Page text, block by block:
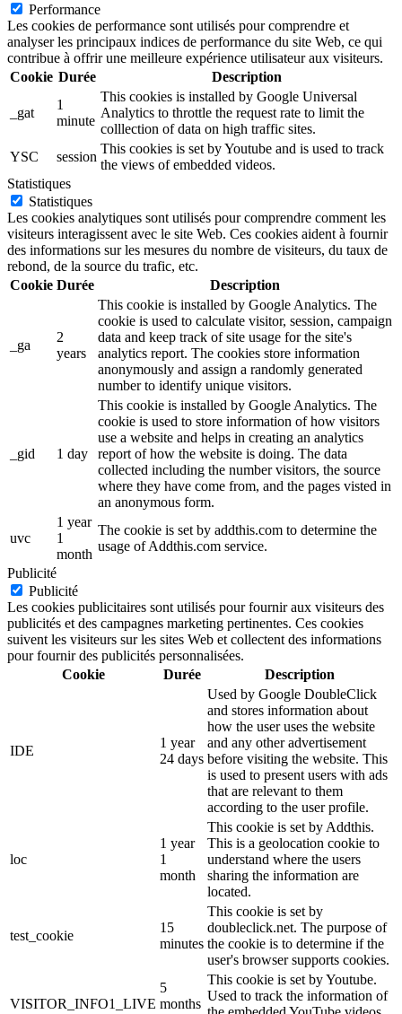
Performance
Les cookies de performance sont utilisés pour comprendre et
analyser les principaux indices de performance du site Web, ce qui
contribue à offrir une meilleure expérience utilisateur aux visiteurs.
Cookie Durée Description
_gat
1
minute
This cookies is installed by Google Universal
Analytics to throttle the request rate to limit the
colllection of data on high traffic sites.
YSC
session
This cookies is set by Youtube and is used to track
the views of embedded videos.
Statistiques
Statistiques
Les cookies analytiques sont utilisés pour comprendre comment les
visiteurs interagissent avec le site Web. Ces cookies aident à fournir
des informations sur les mesures du nombre de visiteurs, du taux de
rebond, de la source du trafic, etc.
Cookie Durée Description
_ga
2
years
This cookie is installed by Google Analytics. The
cookie is used to calculate visitor, session, campaign
data and keep track of site usage for the site's
analytics report. The cookies store information
anonymously and assign a randomly generated
number to identify unique visitors.
_gid 1 day
This cookie is installed by Google Analytics. The
cookie is used to store information of how visitors
use a website and helps in creating an analytics
report of how the website is doing. The data
collected including the number visitors, the source
where they have come from, and the pages visted in
an anonymous form.
uvc
1 year
1
month
The cookie is set by addthis.com to determine the
usage of Addthis.com service.
Publicité
Publicité
Les cookies publicitaires sont utilisés pour fournir aux visiteurs des
publicités et des campagnes marketing pertinentes. Ces cookies
suivent les visiteurs sur les sites Web et collectent des informations
pour fournir des publicités personnalisées.
Cookie
Durée Description
IDE
1 year
24 days
Used by Google DoubleClick
and stores information about
how the user uses the website
and any other advertisement
before visiting the website. This
is used to present users with ads
that are relevant to them
according to the user profile.
loc
1 year
1
month
This cookie is set by Addthis.
This is a geolocation cookie to
understand where the users
sharing the information are
located.
test_cookie
15
minutes
This cookie is set by
doubleclick.net. The purpose of
the cookie is to determine if the
user's browser supports cookies.
VISITOR_INFO1_LIVE
5
months
This cookie is set by Youtube.
Used to track the information of